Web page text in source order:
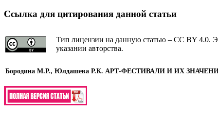
Ссылка для цитирования данной статьи
Тип лицензии на данную статью – CC BY 4.0.
указании авторства.
Бородина М.Р., Юлдашева Р.К. АРТ-ФЕСТИВАЛИ И ИХ